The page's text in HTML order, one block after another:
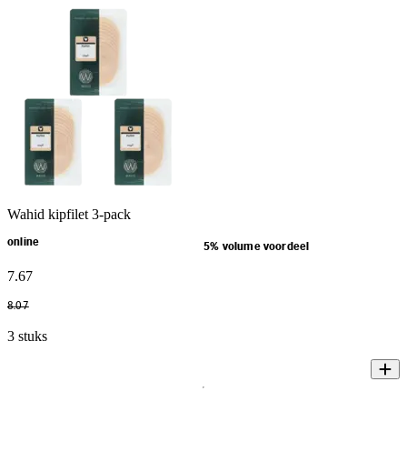
Wahid kipfilet 3-pack
online 5% volume voordeel
7.67
8.07
3 stuks